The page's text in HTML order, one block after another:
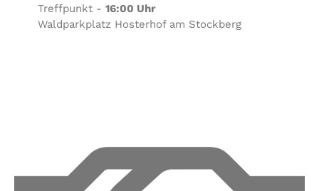
Treffpunkt - 16:00 Uhr
Waldparkplatz Hosterhof am Stockberg